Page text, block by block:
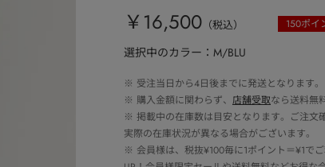
￥16,500 （税込） 150ポイ
選択中のカラー：M/BLU
※ 受注当日から4日後までに発送となります
※ 購入金額に関わらず、 店舗受取なら送料無
※ 掲載中の在庫数は目安となります。ご注文
実際の在庫状況が異なる場合がございます。
※ 会員様は、税抜¥100毎に1ポイント＝¥1で